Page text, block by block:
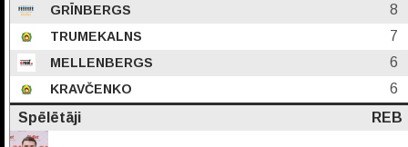
GRĪNBERGS 8
TRUMEKALNS 7
MELLENBERGS 6
KRAVČENKO
6
Spēlētāji
REB